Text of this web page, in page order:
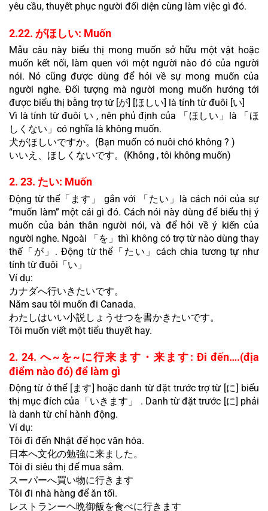
yêu cầu, thuyết phục người đối diện cùng làm việc gì đó.
2.22. がほしい: Muốn
Mẫu câu này biểu thị mong muốn sở hữu một vật hoặc
muốn kết nối, làm quen với một người nào đó của người
nói. Nó cũng được dùng để hỏi về sự mong muốn của
người nghe. Đối tượng mà người mong muốn hướng tới
được biểu thị bằng trợ từ [が] [ほしい] là tính từ đuôi [い]
Vì là tính từ đuôi い , nên phủ định của 「ほしい」là 「ほ
しくない」có nghĩa là không muốn.
犬がほしいですか。(Bạn muốn có nuôi chó không ? )
いいえ、ほしくないです。(Không , tôi không muốn)
2. 23. たい: Muốn
Động từ thể「ます」 gắn với 「たい」là cách nói của sự
“muốn làm” một cái gì đó. Cách nói này dùng để biểu thị ý
muốn của bản thân người nói, và để hỏi về ý kiến của
người nghe. Ngoài 「を」thì không có trợ từ nào dùng thay
thế「が」. Động từ thể「たい」cách chia tương tự như
tính từ đuôi「い」
Ví dụ:
カナダへ行いきたいです。
Năm sau tôi muốn đi Canada.
わたしはいい小説しょうせつを書かきたいです。
Tôi muốn viết một tiểu thuyết hay.
2. 24. へ~を~に行来ます・来ます: Đi đến….(địa
điểm nào đó) để làm gì
Động từ ở thể [ます] hoặc danh từ đặt trước trợ từ [に] biểu
thị mục đích của「いきます」 . Danh từ đặt trước [に] phải
là danh từ chỉ hành động.
Ví dụ:
Tôi đi đến Nhật để học văn hóa.
日本へ文化の勉強に来ました。
Tôi đi siêu thị để mua sắm.
スーパーへ買い物に行きます
Tôi đi nhà hàng để ăn tối.
レストランーヘ晩御飯を食べに行きます